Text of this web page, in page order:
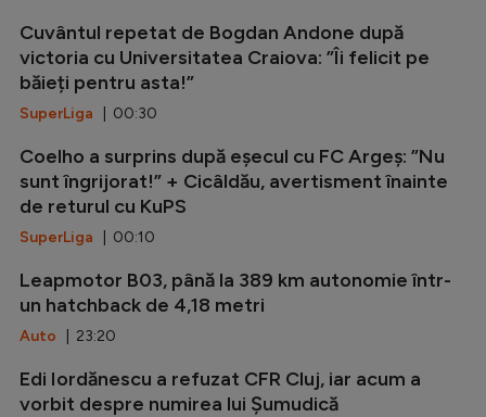
Cuvântul repetat de Bogdan Andone după
victoria cu Universitatea Craiova: ”Îi felicit pe
băieți pentru asta!”
SuperLiga | 00:30
Coelho a surprins după eșecul cu FC Argeș: ”Nu
sunt îngrijorat!” + Cicâldău, avertisment înainte
de returul cu KuPS
SuperLiga | 00:10
Leapmotor B03, până la 389 km autonomie într-
un hatchback de 4,18 metri
Auto | 23:20
Edi Iordănescu a refuzat CFR Cluj, iar acum a
vorbit despre numirea lui Șumudică